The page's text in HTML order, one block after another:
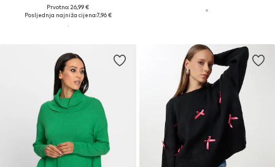
Prvotno: 26,99 €
Posljednja najniža cijena:7,96 €